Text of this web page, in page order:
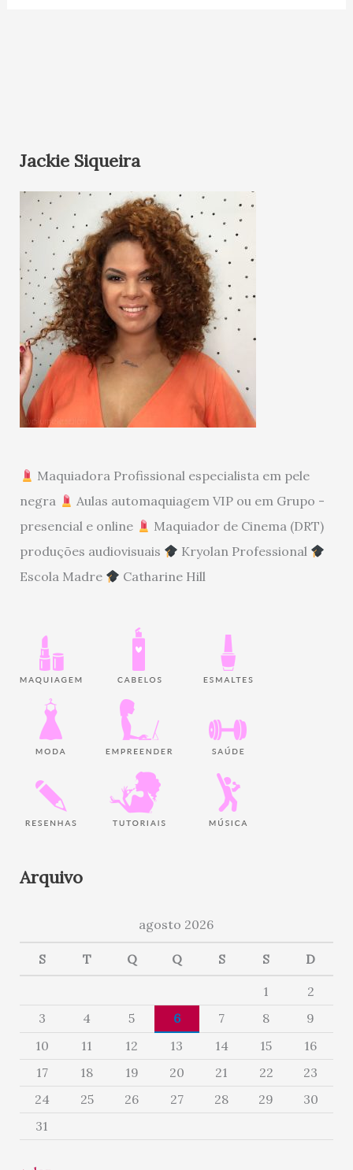
Jackie Siqueira
Maquiadora Profissional especialista em pele
negra
Aulas automaquiagem VIP ou em Grupo -
presencial e online
Maquiador de Cinema (DRT)
produções audiovisuais
Kryolan Professional
Escola Madre
Catharine Hill
Arquivo
agosto 2026
S T Q Q S S D
1
2
3
4 5 6 7 8
9
10
11 12 13 14 15
16
17
18 19 20 21 22
23
24
25 26 27 28 29
30
31